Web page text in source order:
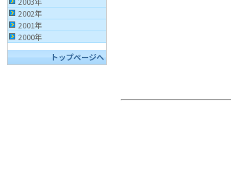
2002年
2001年
2000年
トップページへ